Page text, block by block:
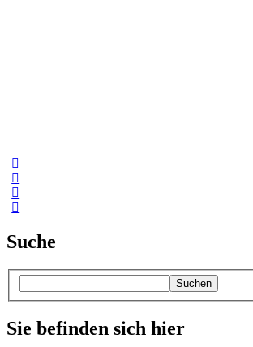
Suche
Suchen
Sie befinden sich hier